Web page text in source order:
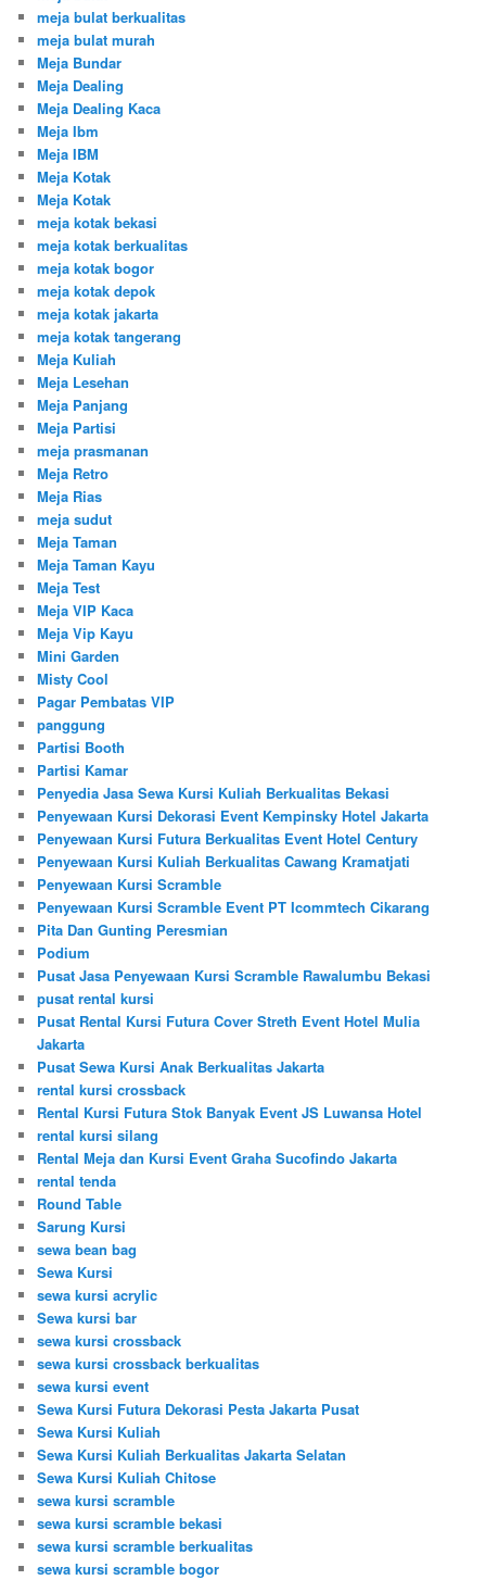
meja bulat berkualitas
meja bulat murah
Meja Bundar
Meja Dealing
Meja Dealing Kaca
Meja Ibm
Meja IBM
Meja Kotak
Meja Kotak
meja kotak bekasi
meja kotak berkualitas
meja kotak bogor
meja kotak depok
meja kotak jakarta
meja kotak tangerang
Meja Kuliah
Meja Lesehan
Meja Panjang
Meja Partisi
meja prasmanan
Meja Retro
Meja Rias
meja sudut
Meja Taman
Meja Taman Kayu
Meja Test
Meja VIP Kaca
Meja Vip Kayu
Mini Garden
Misty Cool
Pagar Pembatas VIP
panggung
Partisi Booth
Partisi Kamar
Penyedia Jasa Sewa Kursi Kuliah Berkualitas Bekasi
Penyewaan Kursi Dekorasi Event Kempinsky Hotel Jakarta
Penyewaan Kursi Futura Berkualitas Event Hotel Century
Penyewaan Kursi Kuliah Berkualitas Cawang Kramatjati
Penyewaan Kursi Scramble
Penyewaan Kursi Scramble Event PT Icommtech Cikarang
Pita Dan Gunting Peresmian
Podium
Pusat Jasa Penyewaan Kursi Scramble Rawalumbu Bekasi
pusat rental kursi
Pusat Rental Kursi Futura Cover Streth Event Hotel Mulia
Jakarta
Pusat Sewa Kursi Anak Berkualitas Jakarta
rental kursi crossback
Rental Kursi Futura Stok Banyak Event JS Luwansa Hotel
rental kursi silang
Rental Meja dan Kursi Event Graha Sucofindo Jakarta
rental tenda
Round Table
Sarung Kursi
sewa bean bag
Sewa Kursi
sewa kursi acrylic
Sewa kursi bar
sewa kursi crossback
sewa kursi crossback berkualitas
sewa kursi event
Sewa Kursi Futura Dekorasi Pesta Jakarta Pusat
Sewa Kursi Kuliah
Sewa Kursi Kuliah Berkualitas Jakarta Selatan
Sewa Kursi Kuliah Chitose
sewa kursi scramble
sewa kursi scramble bekasi
sewa kursi scramble berkualitas
sewa kursi scramble bogor